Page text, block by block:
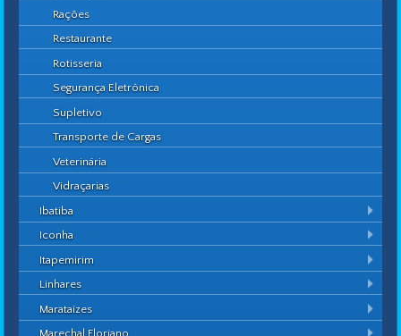
Rações
Restaurante
Rotisseria
Segurança Eletrônica
Supletivo
Transporte de Cargas
Veterinária
Vidraçarias
Ibatiba
Iconha
Itapemirim
Linhares
Marataízes